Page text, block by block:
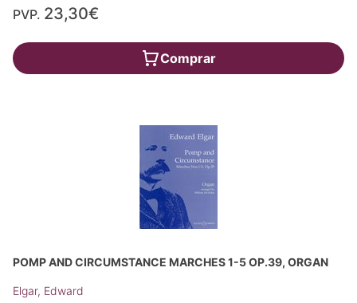
PVP. 23,30€
Comprar
POMP AND CIRCUMSTANCE MARCHES 1-5 OP.39, ORGAN
Elgar, Edward